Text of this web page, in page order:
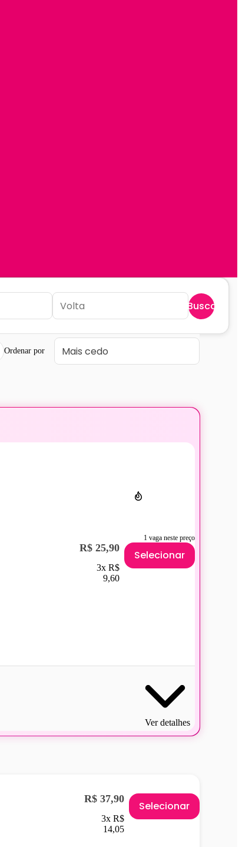
Buscar
Ordenar por
1 vaga neste preço
R$ 25,90
3x R$
9,60
Selecionar
Ver detalhes
R$ 37,90
3x R$
14,05
Selecionar